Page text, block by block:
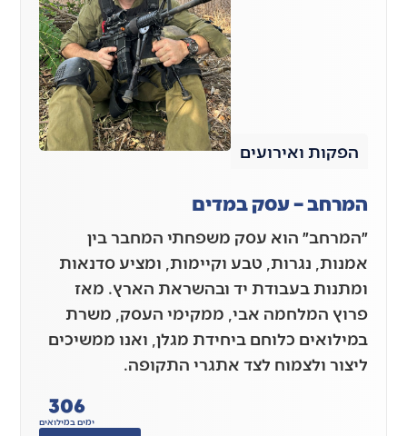
הפקות ואירועים
המרחב – עסק במדים
״המרחב״ הוא עסק משפחתי המחבר בין
אמנות, נגרות, טבע וקיימות, ומציע סדנאות
ומתנות בעבודת יד ובהשראת הארץ. מאז
פרוץ המלחמה אבי, ממקימי העסק, משרת
במילואים כלוחם ביחידת מגלן, ואנו ממשיכים
ליצור ולצמוח לצד אתגרי התקופה.
ימים במילואים
306